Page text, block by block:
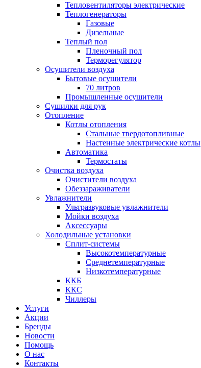
Тепловентиляторы электрические
Теплогенераторы
Газовые
Дизельные
Теплый пол
Пленочный пол
Терморегулятор
Осушители воздуха
Бытовые осушители
70 литров
Промышленные осушители
Сушилки для рук
Отопление
Котлы отопления
Стальные твердотопливные
Настенные электрические котлы
Автоматика
Термостаты
Очистка воздуха
Очистители воздуха
Обеззараживатели
Увлажнители
Ультразвуковые увлажнители
Мойки воздуха
Аксессуары
Холодильные установки
Сплит-системы
Высокотемпературные
Среднетемпературные
Низкотемпературные
ККБ
ККС
Чиллеры
Услуги
Акции
Бренды
Новости
Помощь
О нас
Контакты